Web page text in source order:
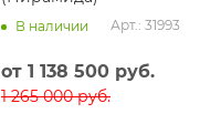
В наличии Арт.: 31993
от 1 138 500 руб.
1 265 000 руб.